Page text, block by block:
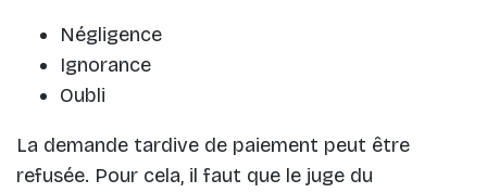
Négligence
Ignorance
Oubli
La demande tardive de paiement peut être
refusée. Pour cela, il faut que le juge du